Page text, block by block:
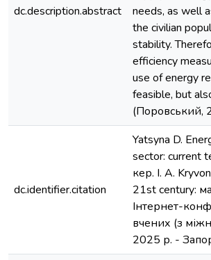
dc.description.abstract
needs, as well
the civilian
stability.
efficiency
use of energy
feasible, but
(Поровський,
dc.identifier.citation
Yatsyna D.
sector: current
кер. I. A.
21st century:
Інтернет-
вчених (з
2025 р. -